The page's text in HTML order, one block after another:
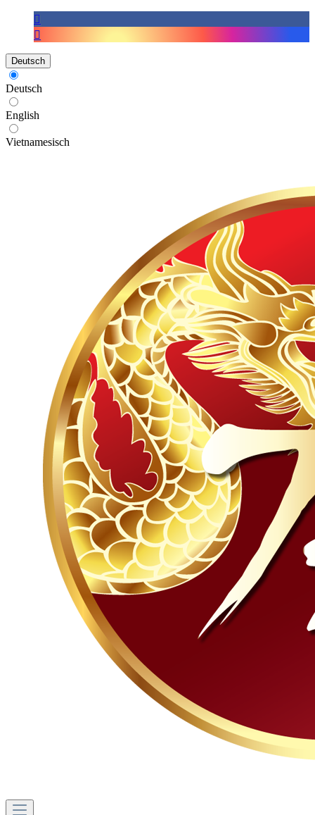
Deutsch
Deutsch
English
Vietnamesisch